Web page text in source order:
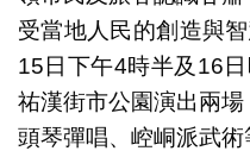
受當地人民的創造與
15日下午4時半及16
祐漢街市公園演出兩
頭琴彈唱、崆峒派武術